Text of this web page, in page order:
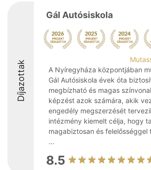
Díjazottak
Gál Autósiskola
A Nyíregyháza központjában
Gál Autósiskola évek óta
megbízható és magas
képzést azok számára, akik
engedély megszerzését
intézmény kiemelt célja, hogy
magabiztosan és felelősséggel
...
8.5